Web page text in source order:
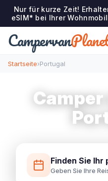
Nur für kurze Zeit!
eSIM* bei Ihrer
Campervan
Startseite›Portugal
Camper
Finden Sie
Geben Sie Ihre